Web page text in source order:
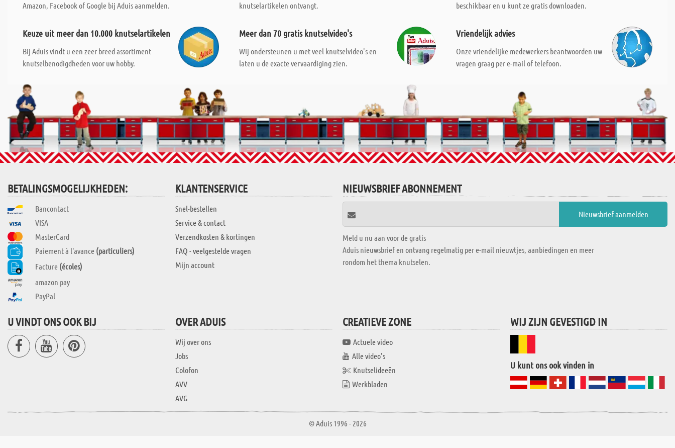
Amazon, Facebook of Google bij Aduis aanmelden.
knutselartikelen ontvangt.
beschikbaar en u kunt ze gratis downloaden.
Keuze uit meer dan 10.000 knutselartikelen
Bij Aduis vindt u een zeer breed assortiment
knutselbenodigdheden voor uw hobby.
Meer dan 70 gratis knutselvideo's
Wij ondersteunen u met veel knutselvideo's en
laten u de exacte vervaardiging zien.
Vriendelijk advies
Onze vriendelijke medewerkers beantwoorden uw
vragen graag per e-mail of telefoon.
BETALINGSMOGELIJKHEDEN:
Bancontact
VISA
MasterCard
Paiement à l'avance (particuliers)
Facture (écoles)
amazon pay
PayPal
KLANTENSERVICE
Snel-bestellen
Service & contact
Verzendkosten & kortingen
FAQ - veelgestelde vragen
Mijn account
NIEUWSBRIEF ABONNEMENT
Meld u nu aan voor de gratis
Aduis nieuwsbrief en ontvang regelmatig per e-mail nieuwtjes, aanbiedingen en meer
rondom het thema knutselen.
U VINDT ONS OOK BIJ OVER ADUIS
Wij over ons
Jobs
Colofon
AVV
AVG
CREATIEVE ZONE
Actuele video
Alle video's
Knutselideeën
Werkbladen
WIJ ZIJN GEVESTIGD IN
U kunt ons ook vinden in
© Aduis 1996 - 2026